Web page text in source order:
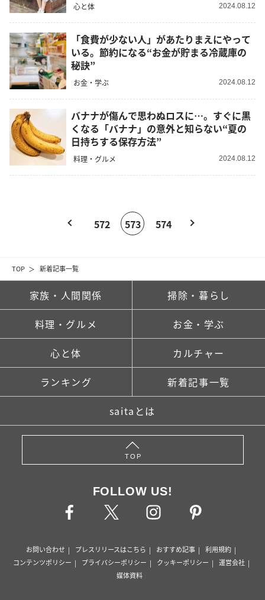
TOP 新着記事一覧
心と体 2024.08.12
「食費が少ない人」があたりまえにやって
いる。節約になる“お金が貯まる冷蔵庫の
秘訣”
お金・学ぶ 2024.08.12
バナナが傷んで思わぬロスに…。すぐに黒
くなる「バナナ」の意外と知らない“夏の
日持ちする保存方法”
料理・グルメ 2024.08.12
572 573 574
家族・人間関係 掃除・暮らし
料理・グルメ お金・学ぶ
心と体 カルチャー
ランキング 新着記事一覧
saitaとは
TOP
FOLLOW US!
お問い合わせ プレスリリースはこちら おすすめ記事
利用規約
コンテンツポリシー
プライバシーポリシー クッキーポリシー
運営会社
媒体資料